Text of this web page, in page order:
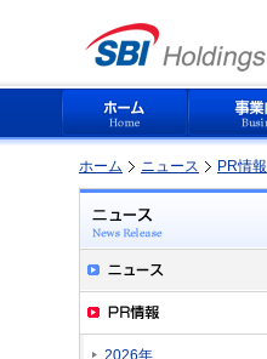
ホーム ニュース PR情報
2026年